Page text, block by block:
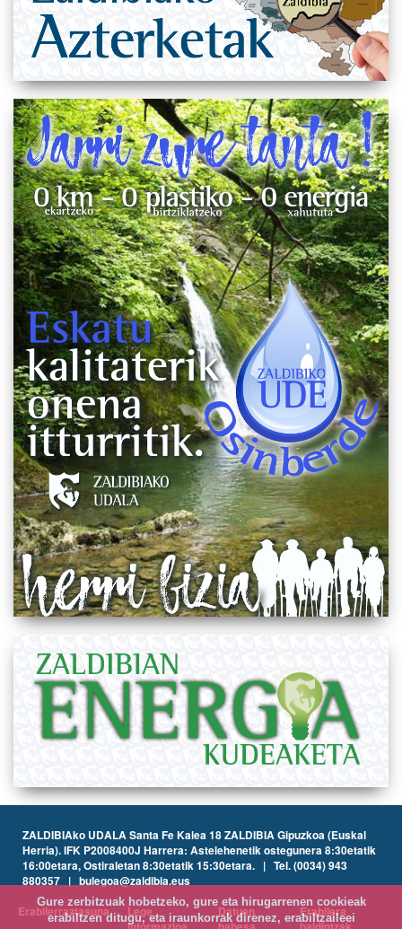
ZALDIBIAko UDALA Santa Fe Kalea 18 ZALDIBIA Gipuzkoa (Euskal
Herria). IFK P2008400J Harrera: Astelehenetik ostegunera 8:30etatik
16:00etara, Ostiraletan 8:30etatik 15:30etara. | Tel. (0034) 943
880357 | bulegoa@zaldibia.eus
Erabilerraztasuna
Lege
Datuen
Erabilera
Gure zerbitzuak hobetzeko, gure eta hirugarrenen cookieak
erabiltzen ditugu, eta iraunkorrak direnez, erabiltzaileei